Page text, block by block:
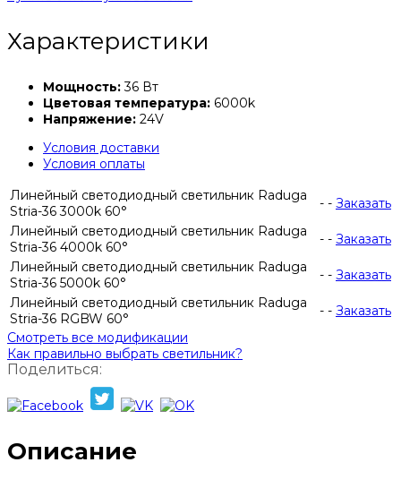
Характеристики
Мощность:36 Вт
Цветовая температура: 6000k
Напряжение: 24V
Условия доставки
Условия оплаты
Линейный светодиодный светильник Raduga
Stria-36 3000k 60°
- - Заказать
Линейный светодиодный светильник Raduga
Stria-36 4000k 60°
- - Заказать
Линейный светодиодный светильник Raduga
Stria-36 5000k 60°
- - Заказать
Линейный светодиодный светильник Raduga
Stria-36 RGBW 60°
- - Заказать
Смотреть все модификации
Как правильно выбрать светильник?
Поделиться:
Описание